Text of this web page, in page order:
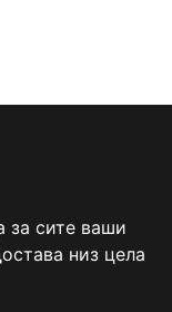
за сите ваши
низ цела